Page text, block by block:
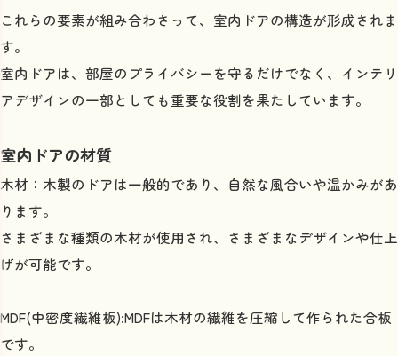
これらの要素が組み合わさって、室内ドアの構造が形成されま
す。
室内ドアは、部屋のプライバシーを守るだけでなく、インテリ
アデザインの一部としても重要な役割を果たしています。
室内ドアの材質
木材：木製のドアは一般的であり、自然な風合いや温かみがあ
ります。
さまざまな種類の木材が使用され、さまざまなデザインや仕上
げが可能です。
MDF(中密度繊維板):MDFは木材の繊維を圧縮して作られた合板
です。